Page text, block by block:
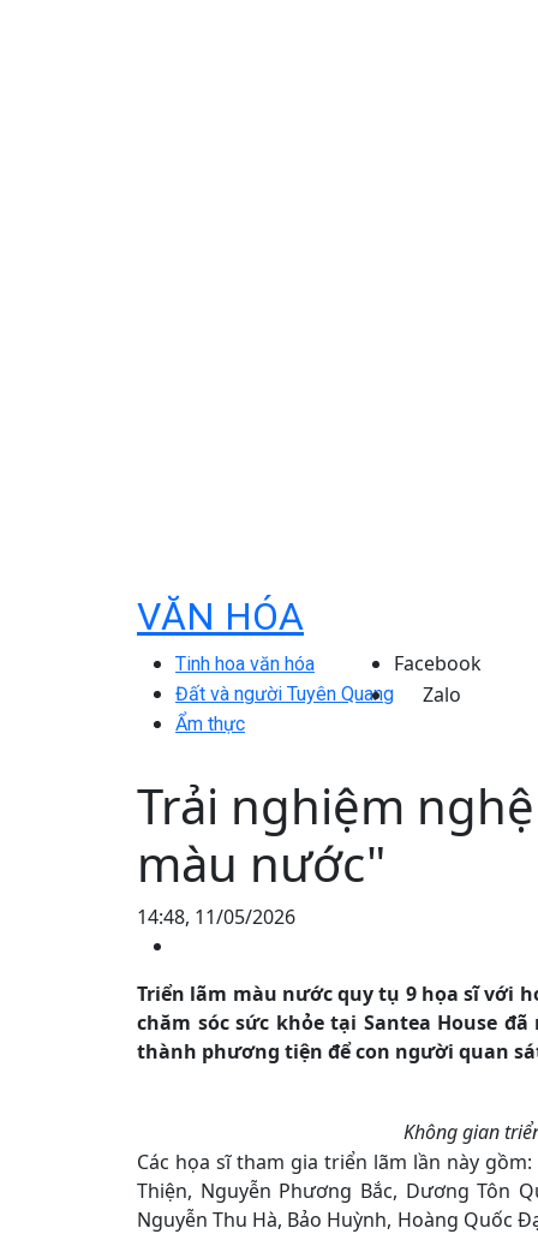
VĂN HÓA
Tinh hoa văn hóa
Đất và người Tuyên Quang
Ẩm thực
Facebook
Zalo
Trải nghiệm
màu nước"
14:48, 11/05/2026
Triển lãm màu nước quy tụ 9 họa sĩ với
chăm sóc sức khỏe tại Santea House
thành phương tiện để con người quan
Không gian
Các họa sĩ tham gia triển lãm lần này
Thiện, Nguyễn Phương Bắc, Dương Tôn
Nguyễn Thu Hà, Bảo Huỳnh, Hoàng Quốc